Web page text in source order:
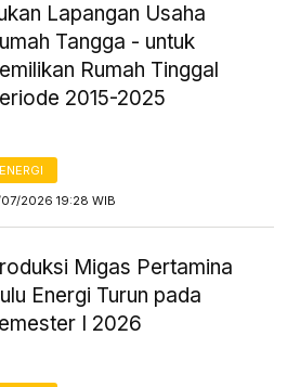
Lapangan Usaha
Tangga - untuk
Rumah Tinggal
2015-2025
ENERGI
07/2026 19:28 WIB
Migas Pertamina
Energi Turun pada
I 2026